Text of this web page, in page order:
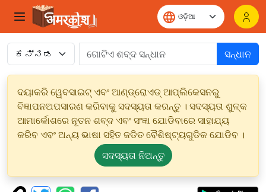
ସନ୍ଧାନ
ଦୟାକରି ୱେବସାଇଟ୍ ଏବଂ ଆଣ୍ଡ୍ରୋଏଡ୍ ଆପ୍ଲିକେସନରୁ
ବିଜ୍ଞାପନଅପସାରଣ କରିବାକୁ ସଦସ୍ୟତା କରନ୍ତୁ । ସଦସ୍ୟତା ଶୁଳ୍କ
ଆମାର୍କୋଶରେ ନୂତନ ଶବ୍ଦ ଏବଂ ସଂଜ୍ଞା ଯୋଡିବାରେ ସାହାଯ୍ୟ
କରିବ ଏବଂ ଅନ୍ୟ ଭାଷା ସହିତ ଜଡିତ ବୈଶିଷ୍ଟ୍ୟଗୁଡିକ ଯୋଡିବ ।
ସଦସ୍ୟତା ନିଅନ୍ତୁ